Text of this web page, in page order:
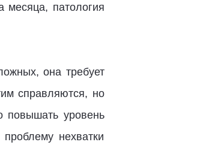
месяца, патология
она требует
справляются, но
повышать уровень
нехватки